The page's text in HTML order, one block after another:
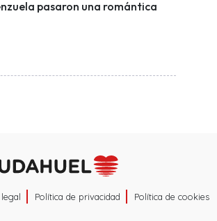
pasaron una romántica
Política de privacidad Política de cookies